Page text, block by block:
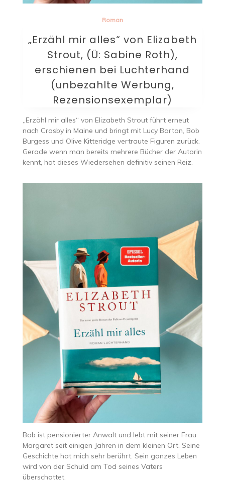
Roman
„Erzähl mir alles“ von Elizabeth
Strout, (Ü: Sabine Roth),
erschienen bei Luchterhand
(unbezahlte Werbung,
Rezensionsexemplar)
„Erzähl mir alles“ von Elizabeth Strout führt erneut
nach Crosby in Maine und bringt mit Lucy Barton, Bob
Burgess und Olive Kitteridge vertraute Figuren zurück.
Gerade wenn man bereits mehrere Bücher der Autorin
kennt, hat dieses Wiedersehen definitiv seinen Reiz.
Bob ist pensionierter Anwalt und lebt mit seiner Frau
Margaret seit einigen Jahren in dem kleinen Ort. Seine
Geschichte hat mich sehr berührt. Sein ganzes Leben
wird von der Schuld am Tod seines Vaters
überschattet.